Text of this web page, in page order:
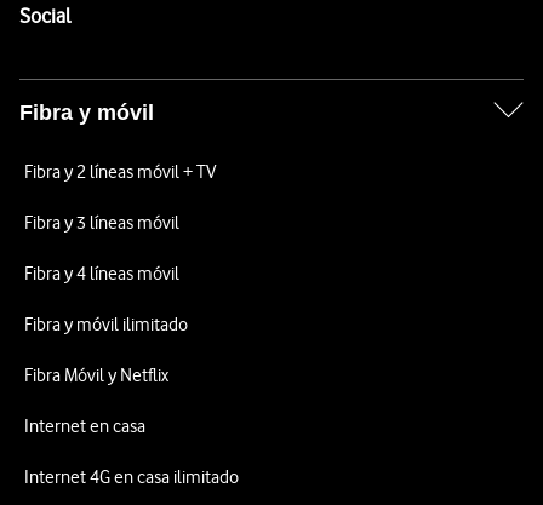
SocialEnlaces a las redes sociales de Vodafone
Fibra y móvil
Fibra y 2 líneas móvil + TV
Fibra y 3 líneas móvil
Fibra y 4 líneas móvil
Fibra y móvil ilimitado
Fibra Móvil y Netflix
Internet en casa
Internet 4G en casa ilimitado